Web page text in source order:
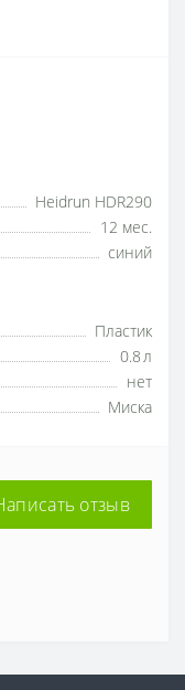
Heidrun HDR290
12 мес.
синий
Пластик
0.8 л
нет
Миска
отзыв